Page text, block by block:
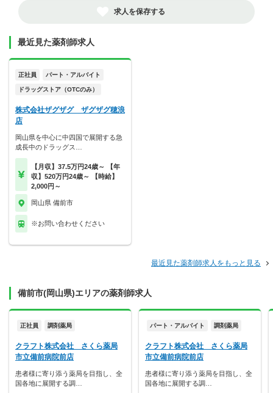
求人を保存する
最近見た薬剤師求人
正社員 パート・アルバイト
ドラッグストア（OTCのみ）
株式会社ザグザグ ザグザグ穂浪
店
岡山県を中心に中四国で展開する急
成長中のドラッグス…
【月収】37.5万円24歳～ 【年
収】520万円24歳～ 【時給】
2,000円～
岡山県 備前市
※お問い合わせください
最近見た薬剤師求人をもっと見る
備前市(岡山県)エリアの薬剤師求人
正社員 調剤薬局
クラフト株式会社 さくら薬局
市立備前病院前店
患者様に寄り添う薬局を目指し、全
国各地に展開する調…
パート・アルバイト 調剤薬局
クラフト株式会社 さくら薬局
市立備前病院前店
患者様に寄り添う薬局を目指し、全
国各地に展開する調…